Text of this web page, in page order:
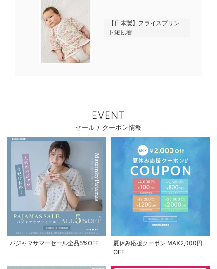
【日本製】フライスプリン
ト短肌着
EVENT
セール / クーポン情報
パジャマサマーセール全品5%OFF
夏休み応援クーポン MAX2,000円
OFF